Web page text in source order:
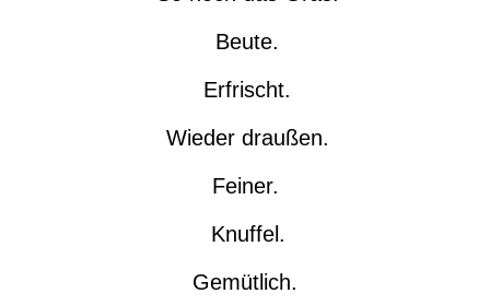
Beute.
Erfrischt.
Wieder draußen.
Feiner.
Knuffel.
Gemütlich.